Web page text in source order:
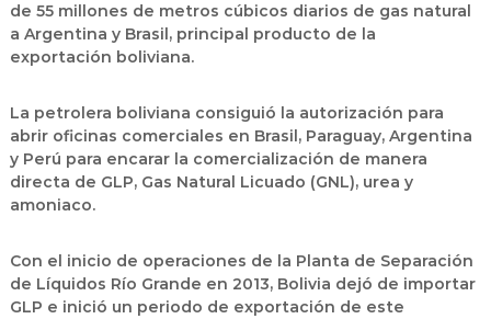
de 55 millones de metros cúbicos diarios de gas natural
a Argentina y Brasil, principal producto de la
exportación boliviana.
La petrolera boliviana consiguió la autorización para
abrir oficinas comerciales en Brasil, Paraguay, Argentina
y Perú para encarar la comercialización de manera
directa de GLP, Gas Natural Licuado (GNL), urea y
amoniaco.
Con el inicio de operaciones de la Planta de Separación
de Líquidos Río Grande en 2013, Bolivia dejó de importar
GLP e inició un periodo de exportación de este